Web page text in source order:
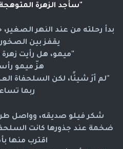
"سأجد الزهرة
بدأ رحلته من عند النهر
يقفز بين
"ميمو، هل رأيت
هزّ ميمو
"لم أرَ شيئًا، لكن السلحفاة
ربما
شكر فيلو صديقه، وواصل
ضخمة عند جذورها كانت
اقترب منها